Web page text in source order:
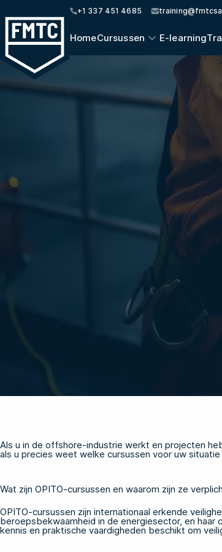
+1 337 451 4685
HomeCursussen E-learning
Als u in de offshore-industrie werkt en projecten
als u precies weet welke cursussen voor uw
Wat zijn OPITO-cursussen en waarom zijn ze
OPITO-cursussen zijn internationaal erkende
beroepsbekwaamheid in de energiesector, en
kennis en praktische vaardigheden beschikt om